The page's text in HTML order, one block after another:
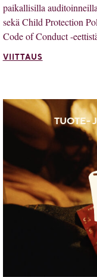
paikallisilla
sekä Child Protection
Code of Conduct -
VIITTAUS
TUOTE-